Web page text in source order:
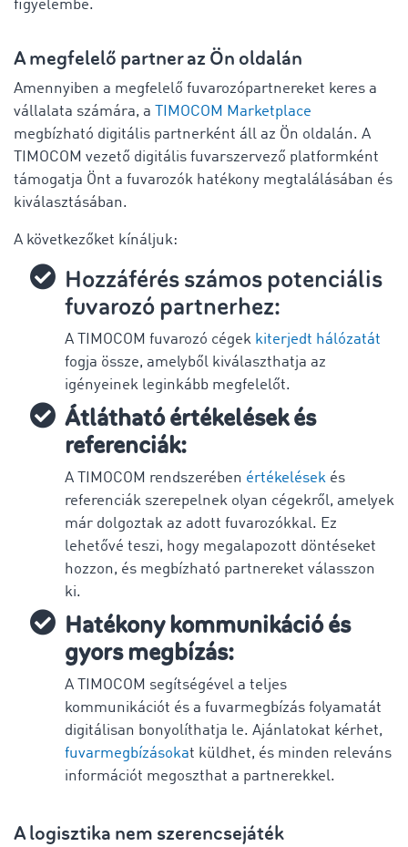
figyelembe.
A megfelelő partner az Ön oldalán
Amennyiben a megfelelő fuvarozópartnereket keres a
vállalata számára, a
TIMOCOM Marketplace
megbízható digitális partnerként áll az Ön oldalán. A
TIMOCOM vezető digitális fuvarszervező platformként
támogatja Önt a fuvarozók hatékony megtalálásában és
kiválasztásában.
A következőket kínáljuk:
Hozzáférés számos potenciális
fuvarozó partnerhez:
A TIMOCOM fuvarozó cégek kiterjedt hálózatát
fogja össze, amelyből kiválaszthatja az
igényeinek leginkább megfelelőt.
Átlátható értékelések és
referenciák:
A TIMOCOM rendszerében értékelések és
referenciák szerepelnek olyan cégekről, amelyek
már dolgoztak az adott fuvarozókkal. Ez
lehetővé teszi, hogy megalapozott döntéseket
hozzon, és megbízható partnereket válasszon
ki.
Hatékony kommunikáció és
gyors megbízás:
A TIMOCOM segítségével a teljes
kommunikációt és a fuvarmegbízás folyamatát
digitálisan bonyolíthatja le. Ajánlatokat kérhet,
fuvarmegbízásokat küldhet, és minden releváns
információt megoszthat a partnerekkel.
A logisztika nem szerencsejáték